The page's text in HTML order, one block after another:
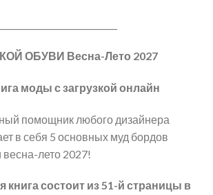
ОБУВИ Весна-Лето 2027
моды с загрузкой онлайн
помощник любого дизайнера
в себя 5 основных муд бордов
лето 2027!
книга состоит из 51-й страницы в